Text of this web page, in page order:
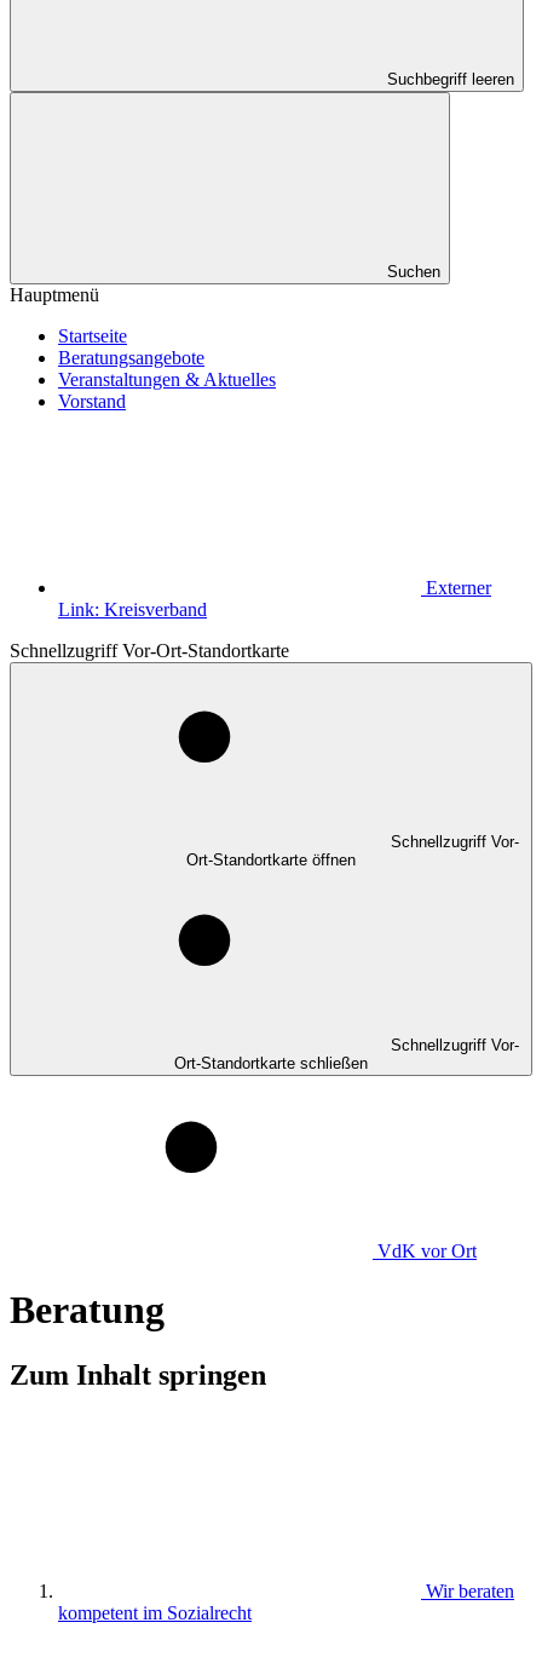
Suchbegriff leeren
Suchen
Hauptmenü
Startseite
Beratungsangebote
Veranstaltungen & Aktuelles
Vorstand
Externer
Link: Kreisverband
Schnellzugriff Vor-Ort-Standortkarte
Schnellzugriff Vor-
Ort-Standortkarte öffnen
Schnellzugriff Vor-
Ort-Standortkarte schließen
VdK vor Ort
Beratung
Zum Inhalt springen
Wir beraten
kompetent im Sozialrecht